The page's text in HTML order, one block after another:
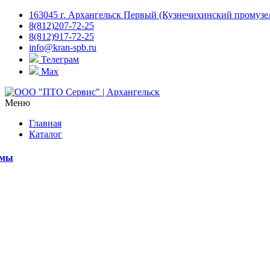
163045 г. Архангельск Первый (Кузнечихинский
8(812)207-72-25
8(812)917-72-25
info@kran-spb.ru
Телеграм
Max
Меню
Главная
Каталог